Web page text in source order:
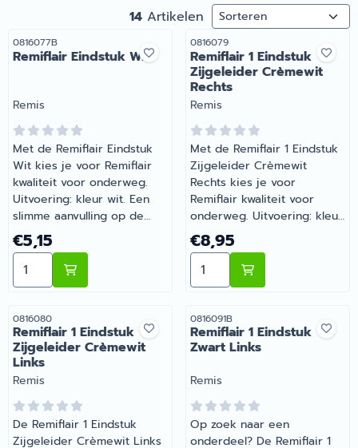
14 Artikelen Sorteermethode
Artikelnummer
0816077B
Remiflair Eindstuk Wit
Merk:
Remis
Met de Remiflair Eindstuk
Wit kies je voor Remiflair
kwaliteit voor onderweg.
Uitvoering: kleur wit. Een
slimme aanvulling op de
uitrusting van je camper of
caravan. Barsema Recreatie
levert camper-, caravan- en
campingonderdelen met
Prijs: 5,15
€5,15
Aantal kiezen voor Remiflair Eindstuk Wit
Artikelnummer
0816079
Remiflair 1 Eindstuk
Zijgeleider Crèmewit
Rechts
Merk:
Remis
Met de Remiflair 1 Eindstuk
Zijgeleider Crèmewit
Rechts kies je voor
Remiflair kwaliteit voor
onderweg. Uitvoering: kleur
wit. Een slimme aanvulling
op de uitrusting van je
camper of caravan. Barsema
Recreatie levert camper-,
campingonderdelen met
deskundig advies.
Prijs: 8,95
€8,95
Aantal kiezen voor
Artikelnummer
0816080
Remiflair 1 Eindstuk
Zijgeleider Crèmewit
Links
Merk:
Remis
De Remiflair 1 Eindstuk
Zijgeleider Crèmewit Links
Artikelnummer
0816091B
Remiflair 1 Eindstuk
Zwart Links
Merk:
Remis
Op zoek naar een
onderdeel? De Remiflair 1